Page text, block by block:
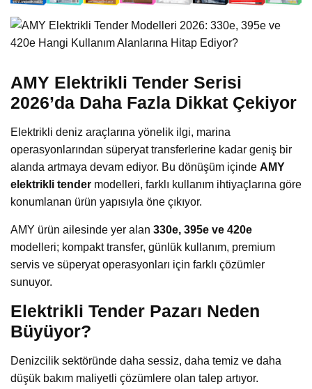
AMY Elektrikli Tender Serisi
2026’da Daha Fazla Dikkat Çekiyor
Elektrikli deniz araçlarına yönelik ilgi, marina
operasyonlarından süperyat transferlerine kadar geniş bir
alanda artmaya devam ediyor. Bu dönüşüm içinde AMY
elektrikli tender modelleri, farklı kullanım ihtiyaçlarına göre
konumlanan ürün yapısıyla öne çıkıyor.
AMY ürün ailesinde yer alan 330e, 395e ve 420e
modelleri; kompakt transfer, günlük kullanım, premium
servis ve süperyat operasyonları için farklı çözümler
sunuyor.
Elektrikli Tender Pazarı Neden
Büyüyor?
Denizcilik sektöründe daha sessiz, daha temiz ve daha
düşük bakım maliyetli çözümlere olan talep artıyor.